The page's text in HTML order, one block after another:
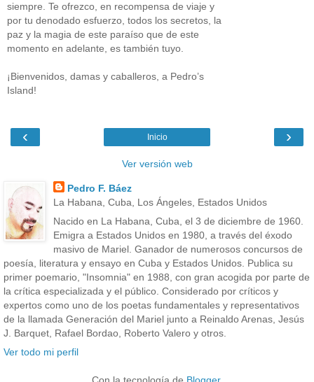
siempre. Te ofrezco, en recompensa de viaje y
por tu denodado esfuerzo, todos los secretos, la
paz y la magia de este paraíso que de este
momento en adelante, es también tuyo.
¡Bienvenidos, damas y caballeros, a Pedro’s
Island!
‹ ›
Inicio
Ver versión web
Pedro F. Báez
La Habana, Cuba, Los Ángeles, Estados Unidos
Nacido en La Habana, Cuba, el 3 de diciembre de 1960.
Emigra a Estados Unidos en 1980, a través del éxodo
masivo de Mariel. Ganador de numerosos concursos de
poesía, literatura y ensayo en Cuba y Estados Unidos. Publica su
primer poemario, "Insomnia" en 1988, con gran acogida por parte de
la crítica especializada y el público. Considerado por críticos y
expertos como uno de los poetas fundamentales y representativos
de la llamada Generación del Mariel junto a Reinaldo Arenas, Jesús
J. Barquet, Rafael Bordao, Roberto Valero y otros.
Ver todo mi perfil